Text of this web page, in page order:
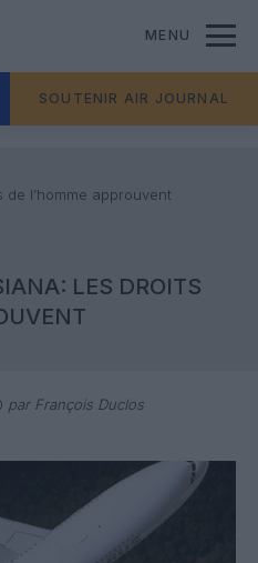
MENU
SOUTENIR AIR JOURNAL
l’homme approuvent
LES DROITS
par François Duclos